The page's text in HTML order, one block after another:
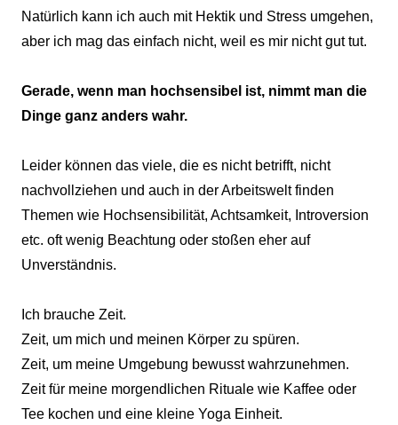
Natürlich kann ich auch mit Hektik und Stress umgehen,
aber ich mag das einfach nicht, weil es mir nicht gut tut.
Gerade, wenn man hochsensibel ist, nimmt man die
Dinge ganz anders wahr.
Leider können das viele, die es nicht betrifft, nicht
nachvollziehen und auch in der Arbeitswelt finden
Themen wie Hochsensibilität, Achtsamkeit, Introversion
etc. oft wenig Beachtung oder stoßen eher auf
Unverständnis.
Ich brauche Zeit.
Zeit, um mich und meinen Körper zu spüren.
Zeit, um meine Umgebung bewusst wahrzunehmen.
Zeit für meine morgendlichen Rituale wie Kaffee oder
Tee kochen und eine kleine Yoga Einheit.